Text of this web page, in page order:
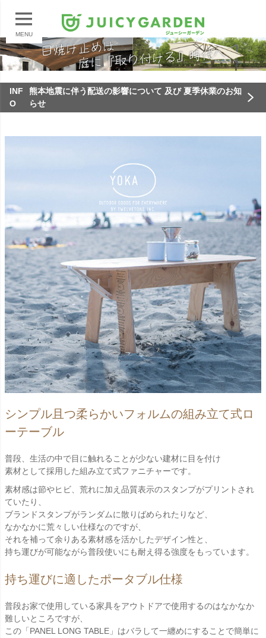
MENU
INF
O
熊本地震に伴う配送の影響について 及び 夏季休業のお知
らせ
シンプル且つ柔らかいフォルムの組み立て式ロ
ーテーブル
普段、生活の中で目に触れることが少ない建材に目を付け
素材として採用した組み立て式ファニチャーです。
素材感は節やヒビ、荒れに加え品質表示のスタンプがプリントされ
ていたり、
ブランドスタンプがランダムに散りばめられたりなど、
なかなかに荒々しい仕様なのですが、
それを補って余りある素材感を活かしたデザイン性と、
持ち運びが可能ながら普段使いにも耐え得る強度をもっています。
持ち運びに適したポータブル仕様
普段お家で使用している家具をアウトドアで使用するのはなかなか
難しいところですが、
この「PANEL LONG TABLE」はバラして一纏めにすることで簡単に